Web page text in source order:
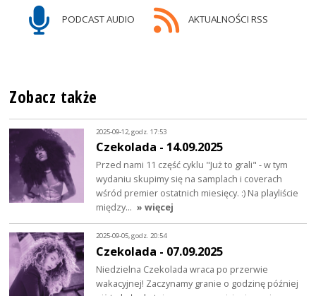
PODCAST AUDIO AKTUALNOŚCI RSS
Zobacz także
2025-09-12, godz. 17:53
Czekolada - 14.09.2025
Przed nami 11 część cyklu "Już to grali" - w tym
wydaniu skupimy się na samplach i coverach
wśród premier ostatnich miesięcy. :) Na playliście
między… » więcej
2025-09-05, godz. 20:54
Czekolada - 07.09.2025
Niedzielna Czekolada wraca po przerwie
wakacyjnej! Zaczynamy granie o godzinę później